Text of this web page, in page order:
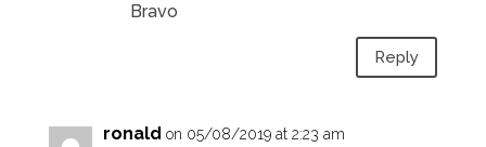
Bravo
Reply
ronald on 05/08/2019 at 2:23 am